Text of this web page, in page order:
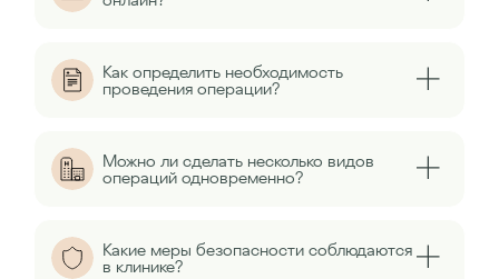
Как определить необходимость
проведения операции?
Можно ли сделать несколько видов
операций одновременно?
Какие меры безопасности соблюдаются
в клинике?